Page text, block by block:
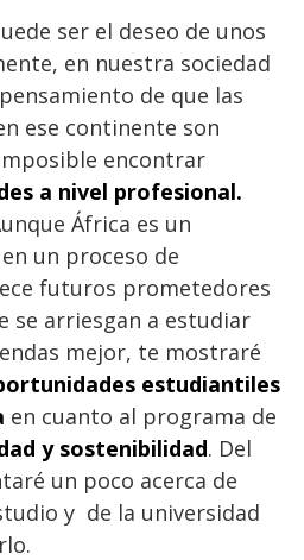
ser el deseo de unos
en nuestra sociedad
de que las
ese continente son
encontrar
a nivel profesional.
África es un
un proceso de
futuros prometedores
se arriesgan a estudiar
mejor, te mostraré
estudiantiles
en cuanto al programa de
y sostenibilidad. Del
un poco acerca de
y de la universidad